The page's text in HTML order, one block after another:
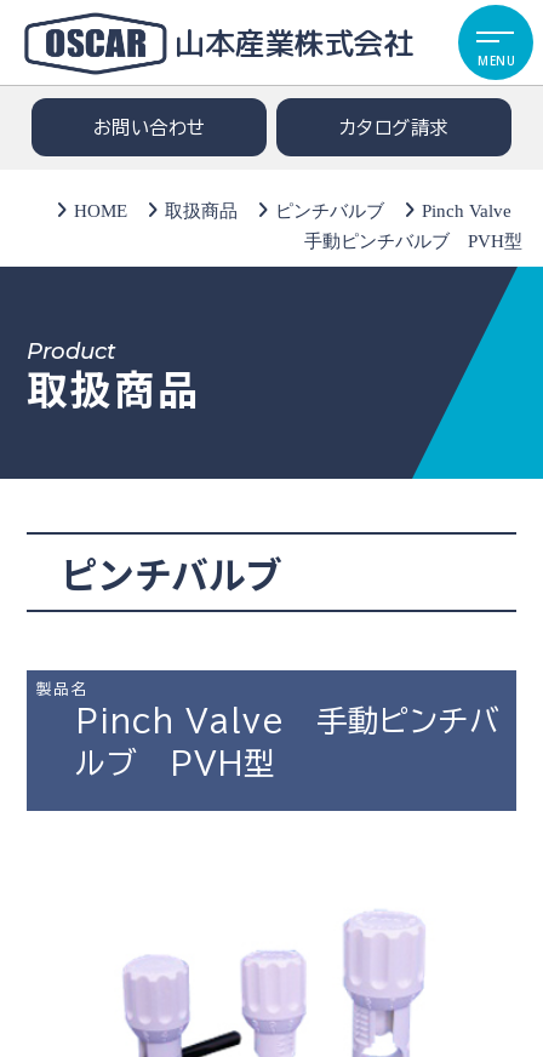
山本産業株式会社
お問い合わせ カタログ請求
HOME 取扱商品 ピンチバルブ
Pinch Valve
手動ピンチバルブ PVH型
Product
取扱商品
ピンチバルブ
製品名
Pinch Valve 手動ピンチバ
ルブ PVH型
MENU